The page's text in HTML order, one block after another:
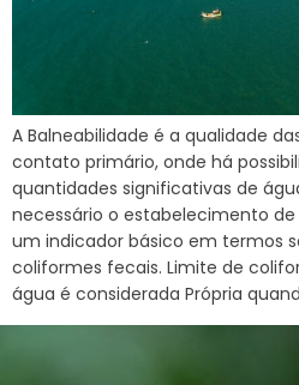
A Balneabilidade é a qualidade
contato primário, onde há
quantidades significativas de
necessário o estabelecimento
um indicador básico em termos
coliformes fecais. Limite de
água é considerada Própria